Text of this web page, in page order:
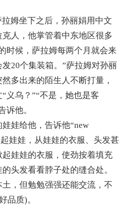
姆坐下之后，孙丽娟用中文
人，他掌管着中东地区很多
时候，萨拉姆每两个月就会来
20个集装箱。”萨拉姆对孙丽
多出来的陌生人不断打量，
义乌？”“不是，她也是客
诉他。
娃给他，告诉他“new
娃娃，从娃娃的衣服、头发甚
娃娃的衣服，使劲按着填充
头发看看脖子处的缝合处。
，但勉勉强强还能交流，不
品质)。